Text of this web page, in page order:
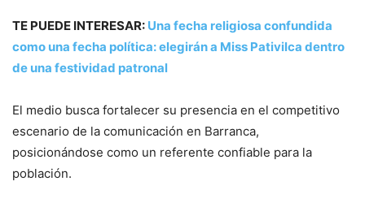
TE PUEDE INTERESAR: Una fecha religiosa confundida
como una fecha política: elegirán a Miss Pativilca dentro
de una festividad patronal
El medio busca fortalecer su presencia en el competitivo
escenario de la comunicación en Barranca,
posicionándose como un referente confiable para la
población.